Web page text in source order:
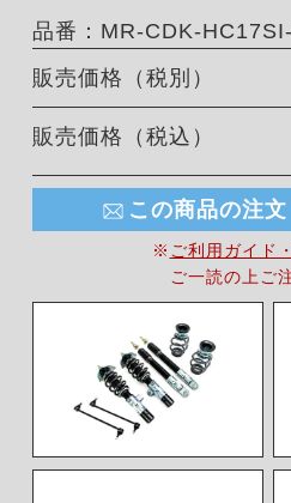
品番：MR-CDK-
販売価格（税別）
販売価格（税込）
この商品の注
※ ご利用ガイド
ご一読の上ご